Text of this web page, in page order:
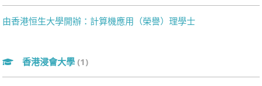
由香港恒生大學開辦：計算機應用（榮譽）理學士
香港浸會大學 (1)